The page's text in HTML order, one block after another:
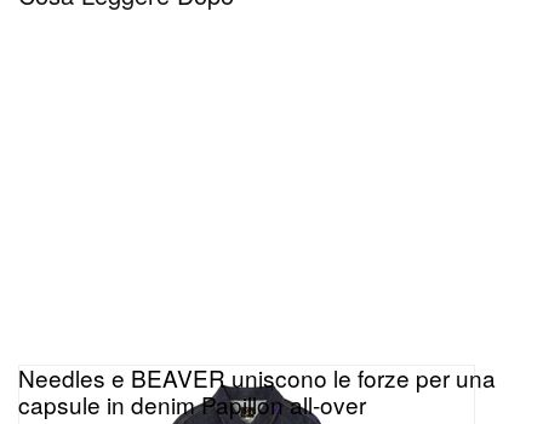
Needles e BEAVER uniscono le forze per una
capsule in denim Papillon all-over